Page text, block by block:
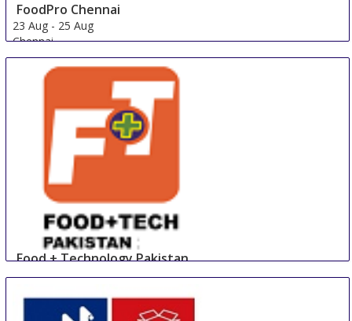
FoodPro Chennai
23 Aug - 25 Aug
Chennai
India
Food + Technology Pakistan
23 Aug-25 Aug